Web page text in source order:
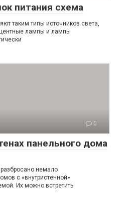
питания схема
таким типы источников света,
лампы и лампы
0
панельного дома
немало
с «внутристенной»
Их можно встретить